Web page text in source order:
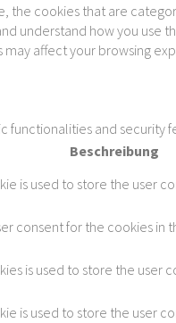
cookies that are
understand how you use
affect your browsing
and security
Beschreibung
is used to store the user
consent for the cookies in
is used to store the user
is used to store the user